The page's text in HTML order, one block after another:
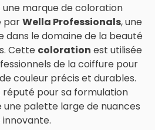
une marque de coloration
parWella Professionals, une
le domaine de la beauté
Cette coloration est utilisée
de la coiffure pour
couleur précis et durables.
réputé pour sa formulation
une palette large de nuances